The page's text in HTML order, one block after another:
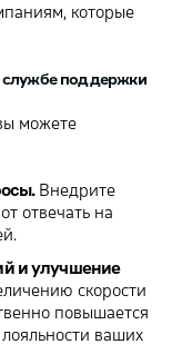
которые
службе поддержки
можете
Внедрите
отвечать на
и улучшение
скорости
повышается
ваших